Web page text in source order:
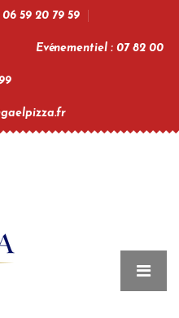
59 20 79 59
Evénementiel : 07 82 00